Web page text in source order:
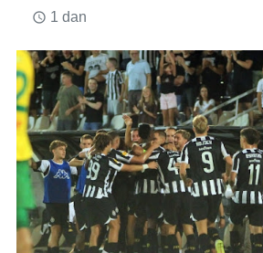
access_time 1 dan